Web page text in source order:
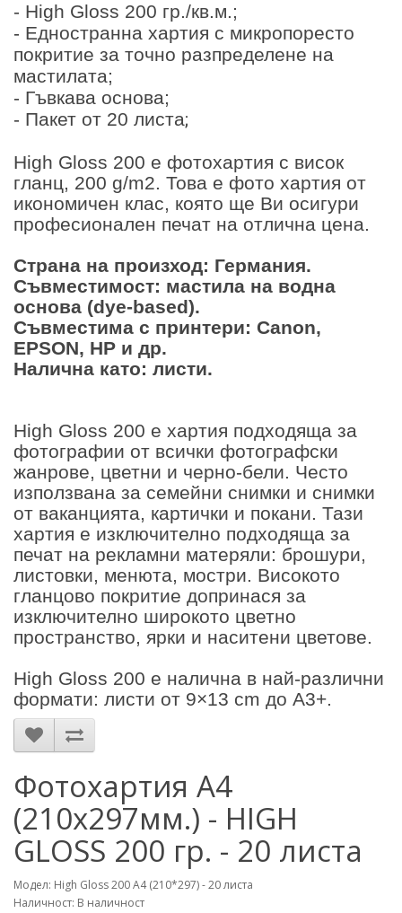
- High Gloss 200 гр./кв.м.;
- Eдностранна хартия с микропоресто
покритие за точно разпределене на
мастилата;
- Гъвкава основа;
- Пакет от 20 листа;
High Gloss 200 е фотохартия с висок
гланц, 200 g/m2. Това е фото хартия от
икономичен клас, която ще Ви осигури
професионален печат на отлична цена.
Страна на произход: Германия.
Съвместимост: мастила на водна
основа (dye-based).
Съвместима с принтери: Canon,
EPSON, HP и др.
Налична като: листи.
High Gloss 200 е хартия подходяща за
фотографии от всички фотографски
жанрове, цветни и черно-бели. Често
използвана за семейни снимки и снимки
от ваканцията, картички и покани. Тази
хартия е изключително подходяща за
печат на рекламни матеряли: брошури,
листовки, менюта, мостри. Високото
гланцово покритие допринася за
изключително широкото цветно
пространство, ярки и наситени цветове.
High Gloss 200 е налична в най-различни
формати: листи от 9×13 cm до A3+.
Фотохартия А4
(210x297мм.) - HIGH
GLOSS 200 гр. - 20 листа
Модел: High Gloss 200 А4 (210*297) - 20 листа
Наличност: В наличност